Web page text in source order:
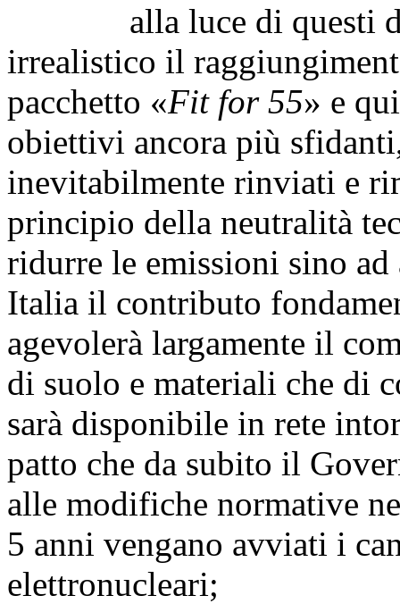
alla luce di questi
irrealistico il
pacchetto «Fit for 55» e
obiettivi ancora più
inevitabilmente rinviati e
principio della neutralità
ridurre le emissioni sino ad
Italia il contributo
agevolerà largamente il
di suolo e materiali che di
sarà disponibile in rete
patto che da subito il
alle modifiche normative
5 anni vengano avviati i
elettronucleari;